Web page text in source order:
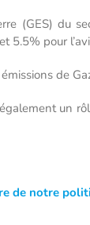
(GES) du
5.5% pour
de
un
notre